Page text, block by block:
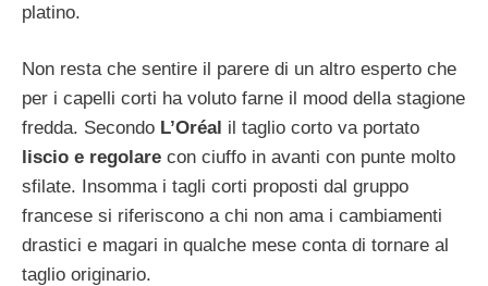
platino.
Non resta che sentire il parere di un altro esperto che
per i capelli corti ha voluto farne il mood della stagione
fredda. Secondo L’Oréal il taglio corto va portato
liscio e regolare con ciuffo in avanti con punte molto
sfilate. Insomma i tagli corti proposti dal gruppo
francese si riferiscono a chi non ama i cambiamenti
drastici e magari in qualche mese conta di tornare al
taglio originario.